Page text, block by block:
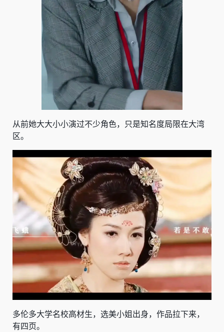
从前她大大小小演过不少角色，只是知名度局限在大湾
区。
多伦多大学名校高材生，选美小姐出身，作品拉下来，
有四页。